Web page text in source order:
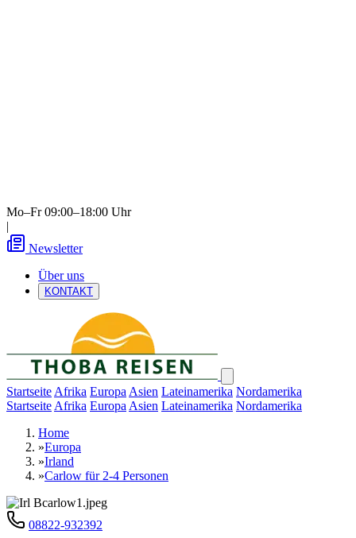
Mo–Fr 09:00–18:00 Uhr
|
Newsletter
Über uns
KONTAKT
Startseite Afrika Europa Asien Lateinamerika Nordamerika
Startseite Afrika Europa Asien Lateinamerika Nordamerika
Home
»Europa
»Irland
»Carlow für 2-4 Personen
08822-932392